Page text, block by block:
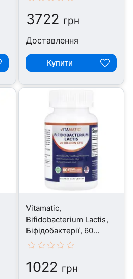
3722 грн
Доставлення
Купити
Vitamatic,
Bifidobacterium Lactis,
Біфідобактерії, 60
DRcaps
1022 грн